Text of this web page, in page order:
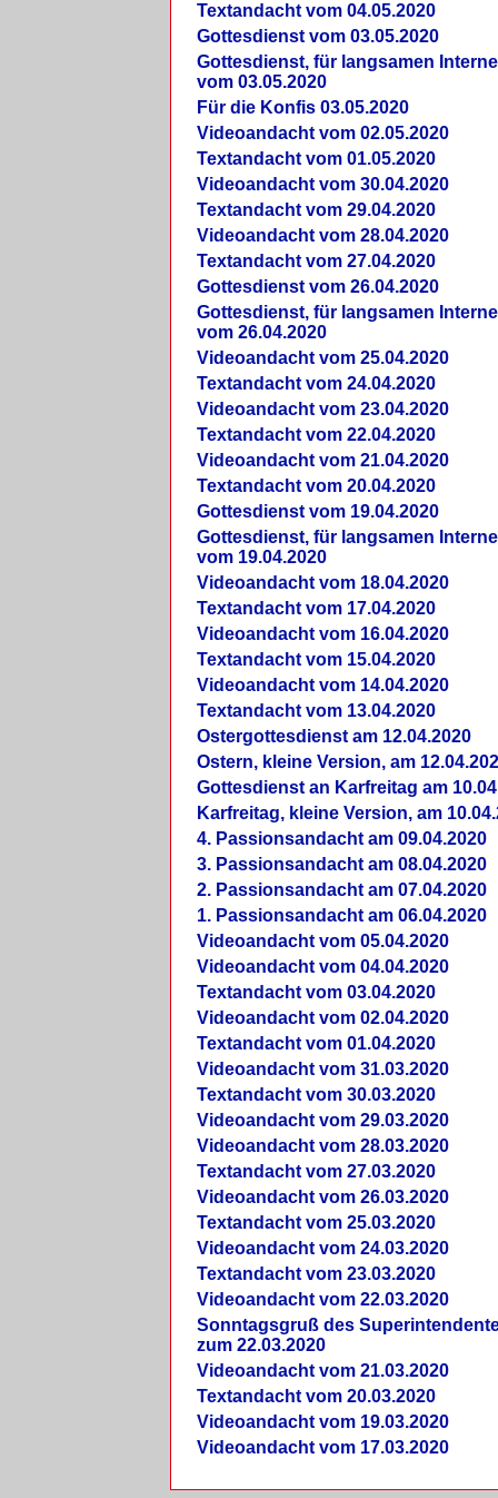
Textandacht vom 04.05.2020
Gottesdienst vom 03.05.2020
Gottesdienst, für langsamen
vom 03.05.2020
Für die Konfis 03.05.2020
Videoandacht vom 02.05.2020
Textandacht vom 01.05.2020
Videoandacht vom 30.04.2020
Textandacht vom 29.04.2020
Videoandacht vom 28.04.2020
Textandacht vom 27.04.2020
Gottesdienst vom 26.04.2020
Gottesdienst, für langsamen
vom 26.04.2020
Videoandacht vom 25.04.2020
Textandacht vom 24.04.2020
Videoandacht vom 23.04.2020
Textandacht vom 22.04.2020
Videoandacht vom 21.04.2020
Textandacht vom 20.04.2020
Gottesdienst vom 19.04.2020
Gottesdienst, für langsamen
vom 19.04.2020
Videoandacht vom 18.04.2020
Textandacht vom 17.04.2020
Videoandacht vom 16.04.2020
Textandacht vom 15.04.2020
Videoandacht vom 14.04.2020
Textandacht vom 13.04.2020
Ostergottesdienst am 12.04.2020
Ostern, kleine Version, am
Gottesdienst an Karfreitag am
Karfreitag, kleine Version, am
4. Passionsandacht am 09.04.2020
3. Passionsandacht am 08.04.2020
2. Passionsandacht am 07.04.2020
1. Passionsandacht am 06.04.2020
Videoandacht vom 05.04.2020
Videoandacht vom 04.04.2020
Textandacht vom 03.04.2020
Videoandacht vom 02.04.2020
Textandacht vom 01.04.2020
Videoandacht vom 31.03.2020
Textandacht vom 30.03.2020
Videoandacht vom 29.03.2020
Videoandacht vom 28.03.2020
Textandacht vom 27.03.2020
Videoandacht vom 26.03.2020
Textandacht vom 25.03.2020
Videoandacht vom 24.03.2020
Textandacht vom 23.03.2020
Videoandacht vom 22.03.2020
Sonntagsgruß des
zum 22.03.2020
Videoandacht vom 21.03.2020
Textandacht vom 20.03.2020
Videoandacht vom 19.03.2020
Videoandacht vom 17.03.2020